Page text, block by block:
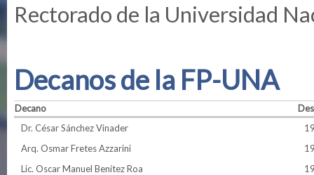
Rectorado de la Universidad
Decanos de la FP-UNA
Decano
Dr. César Sánchez Vinader
Arq. Osmar Fretes Azzarini
Lic. Oscar Manuel Benítez Roa